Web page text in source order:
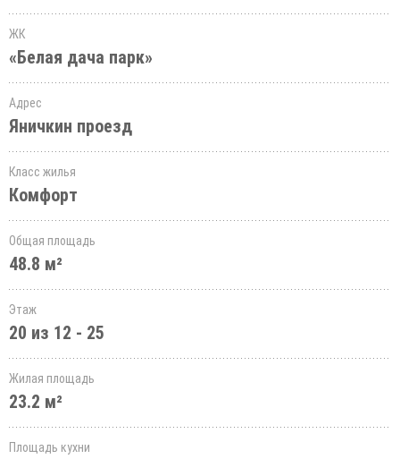
ЖК
«Белая дача парк»
Адрес
Яничкин проезд
Класс жилья
Комфорт
Общая площадь
48.8 м²
Этаж
20 из 12 - 25
Жилая площадь
23.2 м²
Площадь кухни